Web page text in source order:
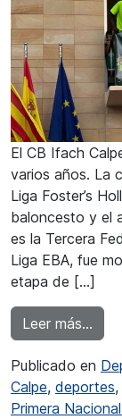
El CB Ifach
varios años. La
Liga Foster’s
baloncesto y el
es la Tercera
Liga EBA, fue
etapa de […]
Leer más…
Publicado en
Calpe, deportes,
Primera